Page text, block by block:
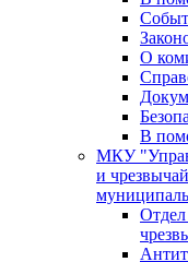
О
В
МКУ
и